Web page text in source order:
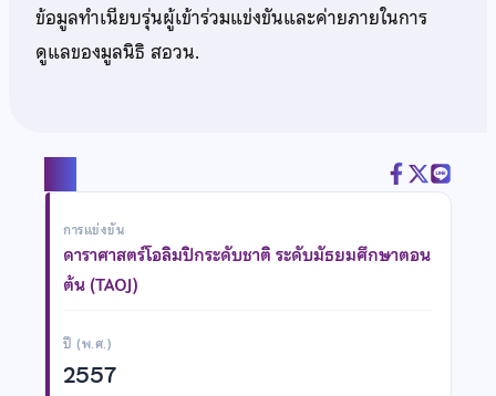
ข้อมูลทำเนียบรุ่นผู้เข้าร่วมแข่งขันและค่ายภายในการ
ดูแลของมูลนิธิ สอวน.
การแข่งขัน
ดาราศาสตร์โอลิมปิกระดับชาติ ระดับมัธยมศึกษาตอน
ต้น (TAOJ)
ปี (พ.ศ.)
2557